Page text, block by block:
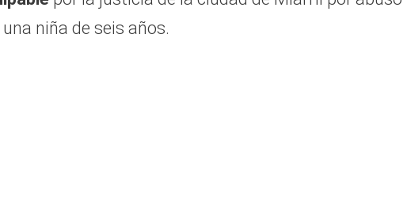
niña de seis años.